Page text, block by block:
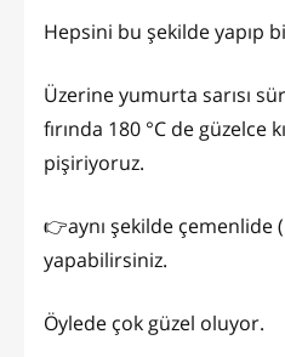
Hepsini bu şekilde yapıp
Üzerine yumurta sarısı
fırında 180 °C de güzelce
pişiriyoruz.
👉aynı şekilde çemenlide
yapabilirsiniz.
Öylede çok güzel oluyor.